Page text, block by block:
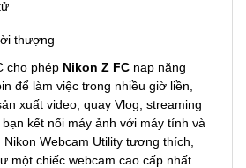
thượng
cho phép Nikon Z FC nạp năng
để làm việc trong nhiều giờ liền,
xuất video, quay Vlog, streaming
kết nối máy ảnh với máy tính và
Webcam Utility tương thích,
một chiếc webcam cao cấp nhất